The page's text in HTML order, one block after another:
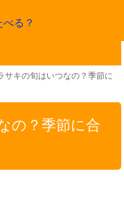
る？
サキの旬はいつなの？季節に
の？季節に合